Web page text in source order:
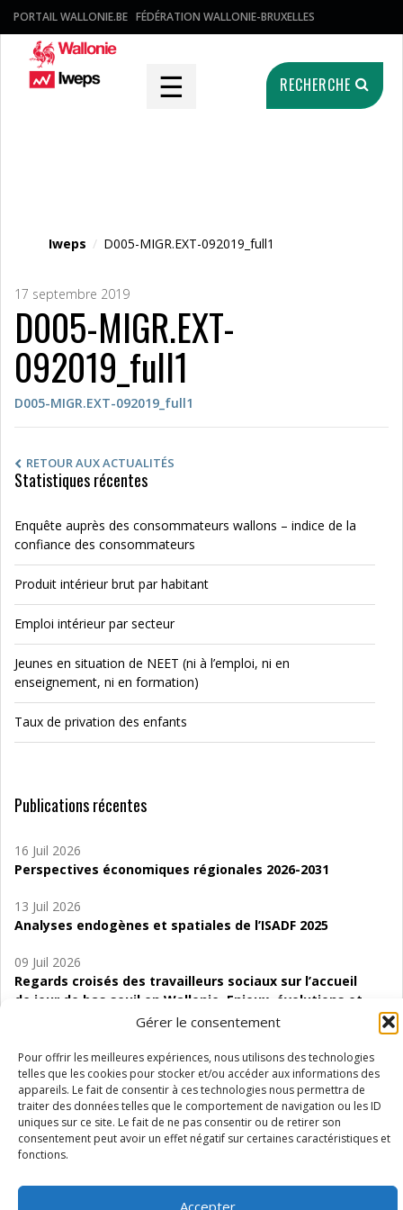
Gérer le consentement
Pour offrir les meilleures expériences, nous utilisons des technologies
telles que les cookies pour stocker et/ou accéder aux informations des
appareils. Le fait de consentir à ces technologies nous permettra de
traiter des données telles que le comportement de navigation ou les ID
uniques sur ce site. Le fait de ne pas consentir ou de retirer son
consentement peut avoir un effet négatif sur certaines caractéristiques et
fonctions.
Accepter
PORTAIL WALLONIE.BE FÉDÉRATION WALLONIE-BRUXELLES
☰ RECHERCHE
Iweps / D005-MIGR.EXT-092019_full1
17 septembre 2019
D005-MIGR.EXT-
092019_full1
D005-MIGR.EXT-092019_full1
RETOUR AUX ACTUALITÉS
Statistiques récentes
Enquête auprès des consommateurs wallons – indice de la
confiance des consommateurs
Produit intérieur brut par habitant
Emploi intérieur par secteur
Jeunes en situation de NEET (ni à l’emploi, ni en
enseignement, ni en formation)
Taux de privation des enfants
Publications récentes
16 Juil 2026
Perspectives économiques régionales 2026-2031
13 Juil 2026
Analyses endogènes et spatiales de l’ISADF 2025
09 Juil 2026
Regards croisés des travailleurs sociaux sur l’accueil
de jour de bas seuil en Wallonie. Enjeux, évolutions et
06 Juil 2026
Étude d’évaluabilité des Structures
d’accompagnement à l’autocréation d’emploi (SAACE)
01 Juil 2026
Pénurie du personnel infirmier :quels indicateurs
Wallonie ?